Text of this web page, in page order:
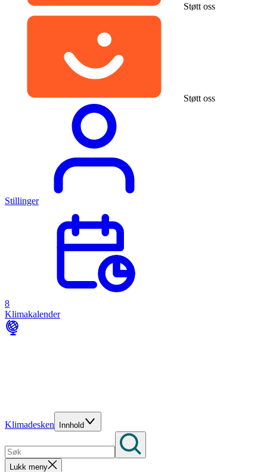
Støtt oss
Støtt oss
Stillinger
8
Klimakalender
Klimadesken Innhold
Lukk meny